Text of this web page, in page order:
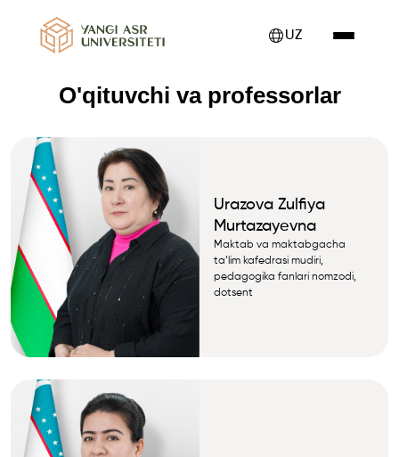
UZ
O'qituvchi va professorlar
Urazova Zulfiya
Murtazayevna
Maktab va maktabgacha
ta’lim kafedrasi mudiri,
pedagogika fanlari nomzodi,
dotsent